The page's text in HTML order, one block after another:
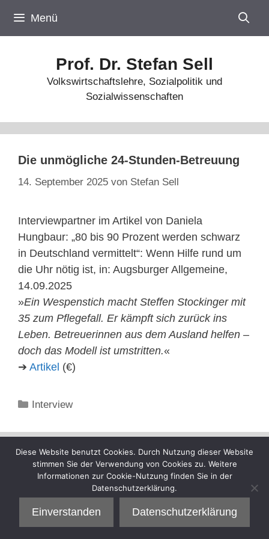
Inhalt
springen
Menü
Prof. Dr. Stefan Sell
Volkswirtschaftslehre, Sozialpolitik und
Sozialwissenschaften
Die unmögliche 24-Stunden-Betreuung
14. September 2025 von Stefan Sell
Interviewpartner im Artikel von Daniela
Hungbaur: „80 bis 90 Prozent werden schwarz
in Deutschland vermittelt“: Wenn Hilfe rund um
die Uhr nötig ist, in: Augsburger Allgemeine,
14.09.2025
»Ein Wespenstich macht Steffen Stockinger mit
35 zum Pflegefall. Er kämpft sich zurück ins
Leben. Betreuerinnen aus dem Ausland helfen –
doch das Modell ist umstritten.«
➔ Artikel (€)
Kategorien
Interview
Diese Website benutzt Cookies. Durch Nutzung dieser Website
stimmen Sie der Verwendung von Cookies zu. Weitere
Informationen zur Cookie-Nutzung finden Sie in der
Datenschutzerklärung.
Einverstanden Datenschutzerklärung